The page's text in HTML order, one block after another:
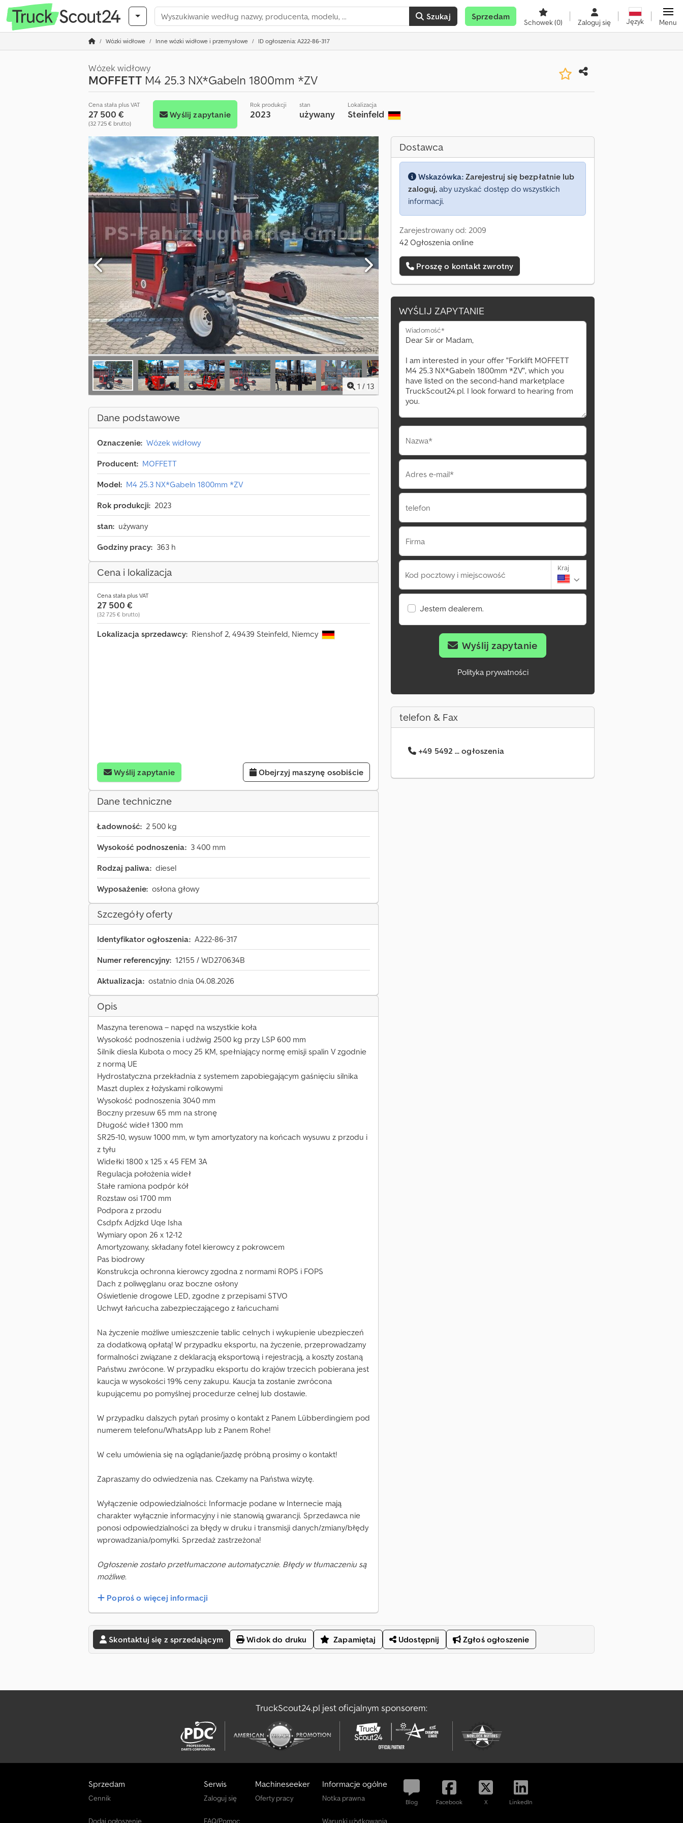
Szukaj Sprzedam
Schowek(0) Zaloguj się Język Menu
Wózki widłowe Inne wózki widłowe i przemysłowe ID ogłoszenia: A222-86-317
Wózek widłowy
MOFFETT M4 25.3 NX*Gabeln 1800mm *ZV
Cena stała plus VAT
27 500 €
(32 725 € brutto)
Wyślij zapytanie
Rok produkcji
2023
stan
używany
Lokalizacja
Steinfeld
1 / 13
Dane podstawowe
Oznaczenie: Wózek widłowy
Producent: MOFFETT
Model: M4 25.3 NX*Gabeln 1800mm *ZV
Rok produkcji: 2023
stan: używany
Godziny pracy: 363 h
Cena i lokalizacja
Cena stała plus VAT
27 500 €
(32 725 € brutto)
Lokalizacja sprzedawcy: Rienshof 2, 49439 Steinfeld, Niemcy
Wyślij zapytanie Obejrzyj maszynę osobiście
Dane techniczne
Ładowność: 2 500 kg
Wysokość podnoszenia: 3 400 mm
Rodzaj paliwa: diesel
Wyposażenie: osłona głowy
Szczegóły oferty
Identyfikator ogłoszenia: A222-86-317
Numer referencyjny: 12155 / WD270634B
Aktualizacja: ostatnio dnia 04.08.2026
Opis
Maszyna terenowa – napęd na wszystkie koła
Wysokość podnoszenia i udźwig 2500 kg przy LSP 600 mm
Silnik diesla Kubota o mocy 25 KM, spełniający normę emisji spalin V zgodnie
z normą UE
Hydrostatyczna przekładnia z systemem zapobiegającym gaśnięciu silnika
Maszt duplex z łożyskami rolkowymi
Wysokość podnoszenia 3040 mm
Boczny przesuw 65 mm na stronę
Długość wideł 1300 mm
SR25-10, wysuw 1000 mm, w tym amortyzatory na końcach wysuwu z przodu i
z tyłu
Widełki 1800 x 125 x 45 FEM 3A
Regulacja położenia wideł
Stałe ramiona podpór kół
Rozstaw osi 1700 mm
Podpora z przodu
Csdpfx Adjzkd Uqe Isha
Wymiary opon 26 x 12-12
Amortyzowany, składany fotel kierowcy z pokrowcem
Pas biodrowy
Konstrukcja ochronna kierowcy zgodna z normami ROPS i FOPS
Dach z poliwęglanu oraz boczne osłony
Oświetlenie drogowe LED, zgodne z przepisami STVO
Uchwyt łańcucha zabezpieczającego z łańcuchami
Na życzenie możliwe umieszczenie tablic celnych i wykupienie ubezpieczeń
za dodatkową opłatą! W przypadku eksportu, na życzenie, przeprowadzamy
formalności związane z deklaracją eksportową i rejestracją, a koszty zostaną
Państwu zwrócone. W przypadku eksportu do krajów trzecich pobierana jest
kaucja w wysokości 19% ceny zakupu. Kaucja ta zostanie zwrócona
kupującemu po pomyślnej procedurze celnej lub dostawie.
W przypadku dalszych pytań prosimy o kontakt z Panem Lübberdingiem pod
numerem telefonu/WhatsApp lub z Panem Rohe!
W celu umówienia się na oglądanie/jazdę próbną prosimy o kontakt!
Zapraszamy do odwiedzenia nas. Czekamy na Państwa wizytę.
Wyłączenie odpowiedzialności: Informacje podane w Internecie mają
charakter wyłącznie informacyjny i nie stanowią gwarancji. Sprzedawca nie
ponosi odpowiedzialności za błędy w druku i transmisji danych/zmiany/błędy
wprowadzania/pomyłki. Sprzedaż zastrzeżona!
Ogłoszenie zostało przetłumaczone automatycznie. Błędy w tłumaczeniu są
możliwe.
Poproś o więcej informacji
Dostawca
Wskazówka: Zarejestruj się bezpłatnie lub
zaloguj, aby uzyskać dostęp do wszystkich
informacji.
Zarejestrowany od: 2009
42 Ogłoszenia online
Proszę o kontakt zwrotny
WYŚLIJ ZAPYTANIE
Wiadomość*
Nazwa*
Adres e-mail*
telefon
Firma
Kod pocztowy i miejscowość
Kraj
Jestem dealerem.
Wyślij zapytanie
Polityka prywatności
telefon & Fax
+49 5492 ... ogłoszenia
Skontaktuj się z sprzedającym Widok do druku Zapamiętaj Udostępnij Zgłoś ogłoszenie
TruckScout24.pl jest oficjalnym sponsorem:
Sprzedam
Cennik
Dodaj ogłoszenie
Serwis
Zaloguj się
FAQ/Pomoc
Machineseeker
Oferty pracy
Informacje ogólne
Notka prawna
Warunki użytkowania
Blog Facebook X LinkedIn